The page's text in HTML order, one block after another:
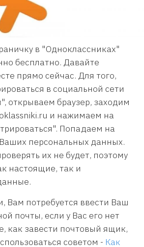
в "Одноклассниках"
бесплатно. Давайте
прямо сейчас. Для того,
в социальной сети
открываем браузер, заходим
и нажимаем на
Попадаем на
персональных данных.
их не будет, поэтому
настоящие, так и
Вам потребуется ввести Ваш
почты, если у Вас его нет
как завести почтовый ящик,
советом - Как